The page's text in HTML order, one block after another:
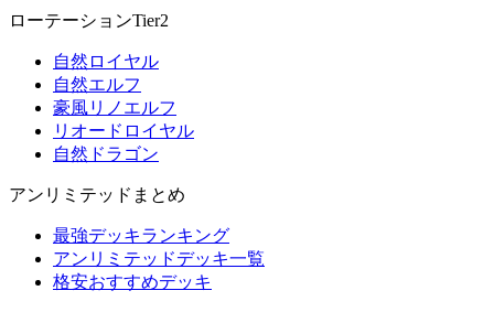
ローテーションTier2
自然ロイヤル
自然エルフ
豪風リノエルフ
リオードロイヤル
自然ドラゴン
アンリミテッドまとめ
最強デッキランキング
アンリミテッドデッキ一覧
格安おすすめデッキ